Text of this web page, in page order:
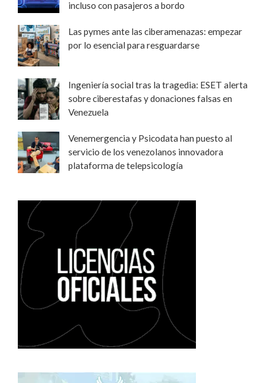
incluso con pasajeros a bordo
Las pymes ante las ciberamenazas: empezar
por lo esencial para resguardarse
Ingeniería social tras la tragedia: ESET alerta
sobre ciberestafas y donaciones falsas en
Venezuela
Venemergencia y Psicodata han puesto al
servicio de los venezolanos innovadora
plataforma de telepsicología